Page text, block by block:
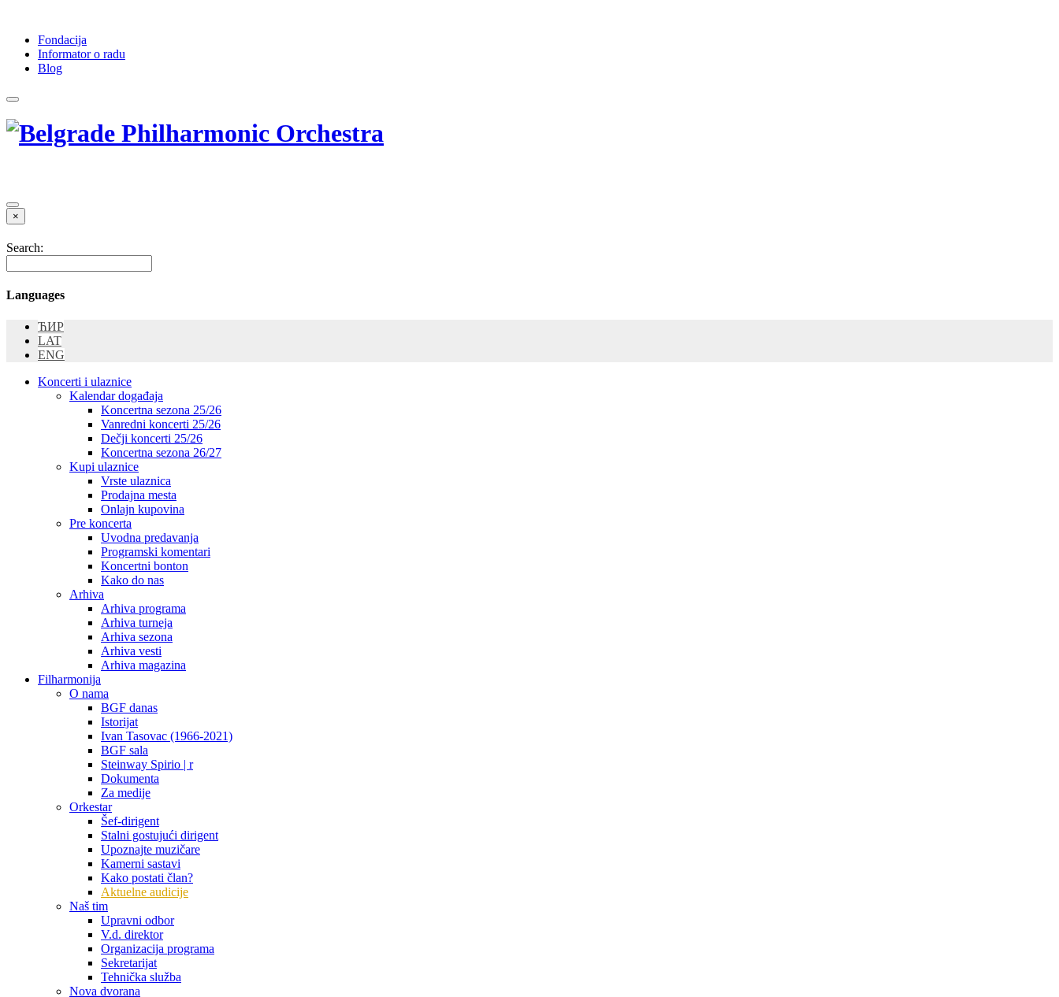
Fondacija
Informator o radu
Blog
×
Search:
Languages
ЋИР
LAT
ENG
Koncerti i ulaznice
Kalendar događaja
Koncertna sezona 25/26
Vanredni koncerti 25/26
Dečji koncerti 25/26
Koncertna sezona 26/27
Kupi ulaznice
Vrste ulaznica
Prodajna mesta
Onlajn kupovina
Pre koncerta
Uvodna predavanja
Programski komentari
Koncertni bonton
Kako do nas
Arhiva
Arhiva programa
Arhiva turneja
Arhiva sezona
Arhiva vesti
Arhiva magazina
Filharmonija
O nama
BGF danas
Istorijat
Ivan Tasovac (1966-2021)
BGF sala
Steinway Spirio | r
Dokumenta
Za medije
Orkestar
Šef-dirigent
Stalni gostujući dirigent
Upoznajte muzičare
Kamerni sastavi
Kako postati član?
Aktuelne audicije
Naš tim
Upravni odbor
V.d. direktor
Organizacija programa
Sekretarijat
Tehnička služba
Nova dvorana